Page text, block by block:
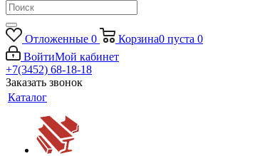
Отложенные 0 Корзина0 пуста 0
ВойтиМой кабинет
+7(3452) 68-18-18
Заказать звонок
Каталог